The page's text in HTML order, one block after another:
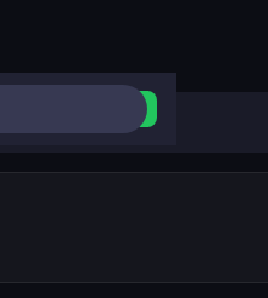
Oyunu başlat